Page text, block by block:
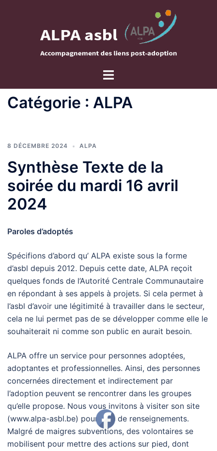
Ouvrir/fermer
menu
Catégorie : ALPA
8 DÉCEMBRE 2024 ALPA
Synthèse Texte de la
soirée du mardi 16 avril
2024
Paroles d’adoptés
Spécifions d’abord qu’ ALPA existe sous la forme
d’asbl depuis 2012. Depuis cette date, ALPA reçoit
quelques fonds de l’Autorité Centrale Communautaire
en répondant à ses appels à projets. Si cela permet à
l’asbl d’avoir une légitimité à travailler dans le secteur,
cela ne lui permet pas de se développer comme elle le
souhaiterait ni comme son public en aurait besoin.
ALPA offre un service pour personnes adoptées,
adoptantes et professionnelles. Ainsi, des personnes
concernées directement et indirectement par
l’adoption peuvent se rencontrer dans les groupes
qu’elle propose. Nous vous invitons à visiter son site
(www.alpa-asbl.be) pour plus de renseignements.
Malgré de maigres subventions, des volontaires se
mobilisent pour mettre des actions sur pied, dont